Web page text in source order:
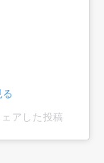
アした投稿